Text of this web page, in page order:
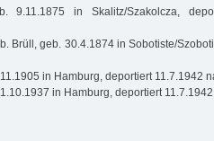
9.11.1875 in Skalitz/Szakolcza,
Brüll, geb. 30.4.1874 in Sobotiste/
in Hamburg, deportiert 11.7.1942
in Hamburg, deportiert